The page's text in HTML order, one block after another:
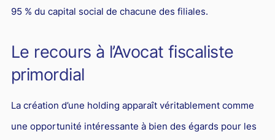
95 % du capital social de chacune des filiales.
Le recours à l’Avocat fiscaliste
primordial
La création d’une holding apparaît véritablement comme
une opportunité intéressante à bien des égards pour les